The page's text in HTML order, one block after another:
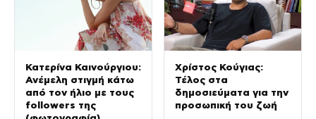
Κατερίνα Καινούργιου:
Ανέμελη στιγμή κάτω
από τον ήλιο με τους
followers της
Χρίστος Κούγιας:
Τέλος στα
δημοσιεύματα για την
προσωπική του ζωή